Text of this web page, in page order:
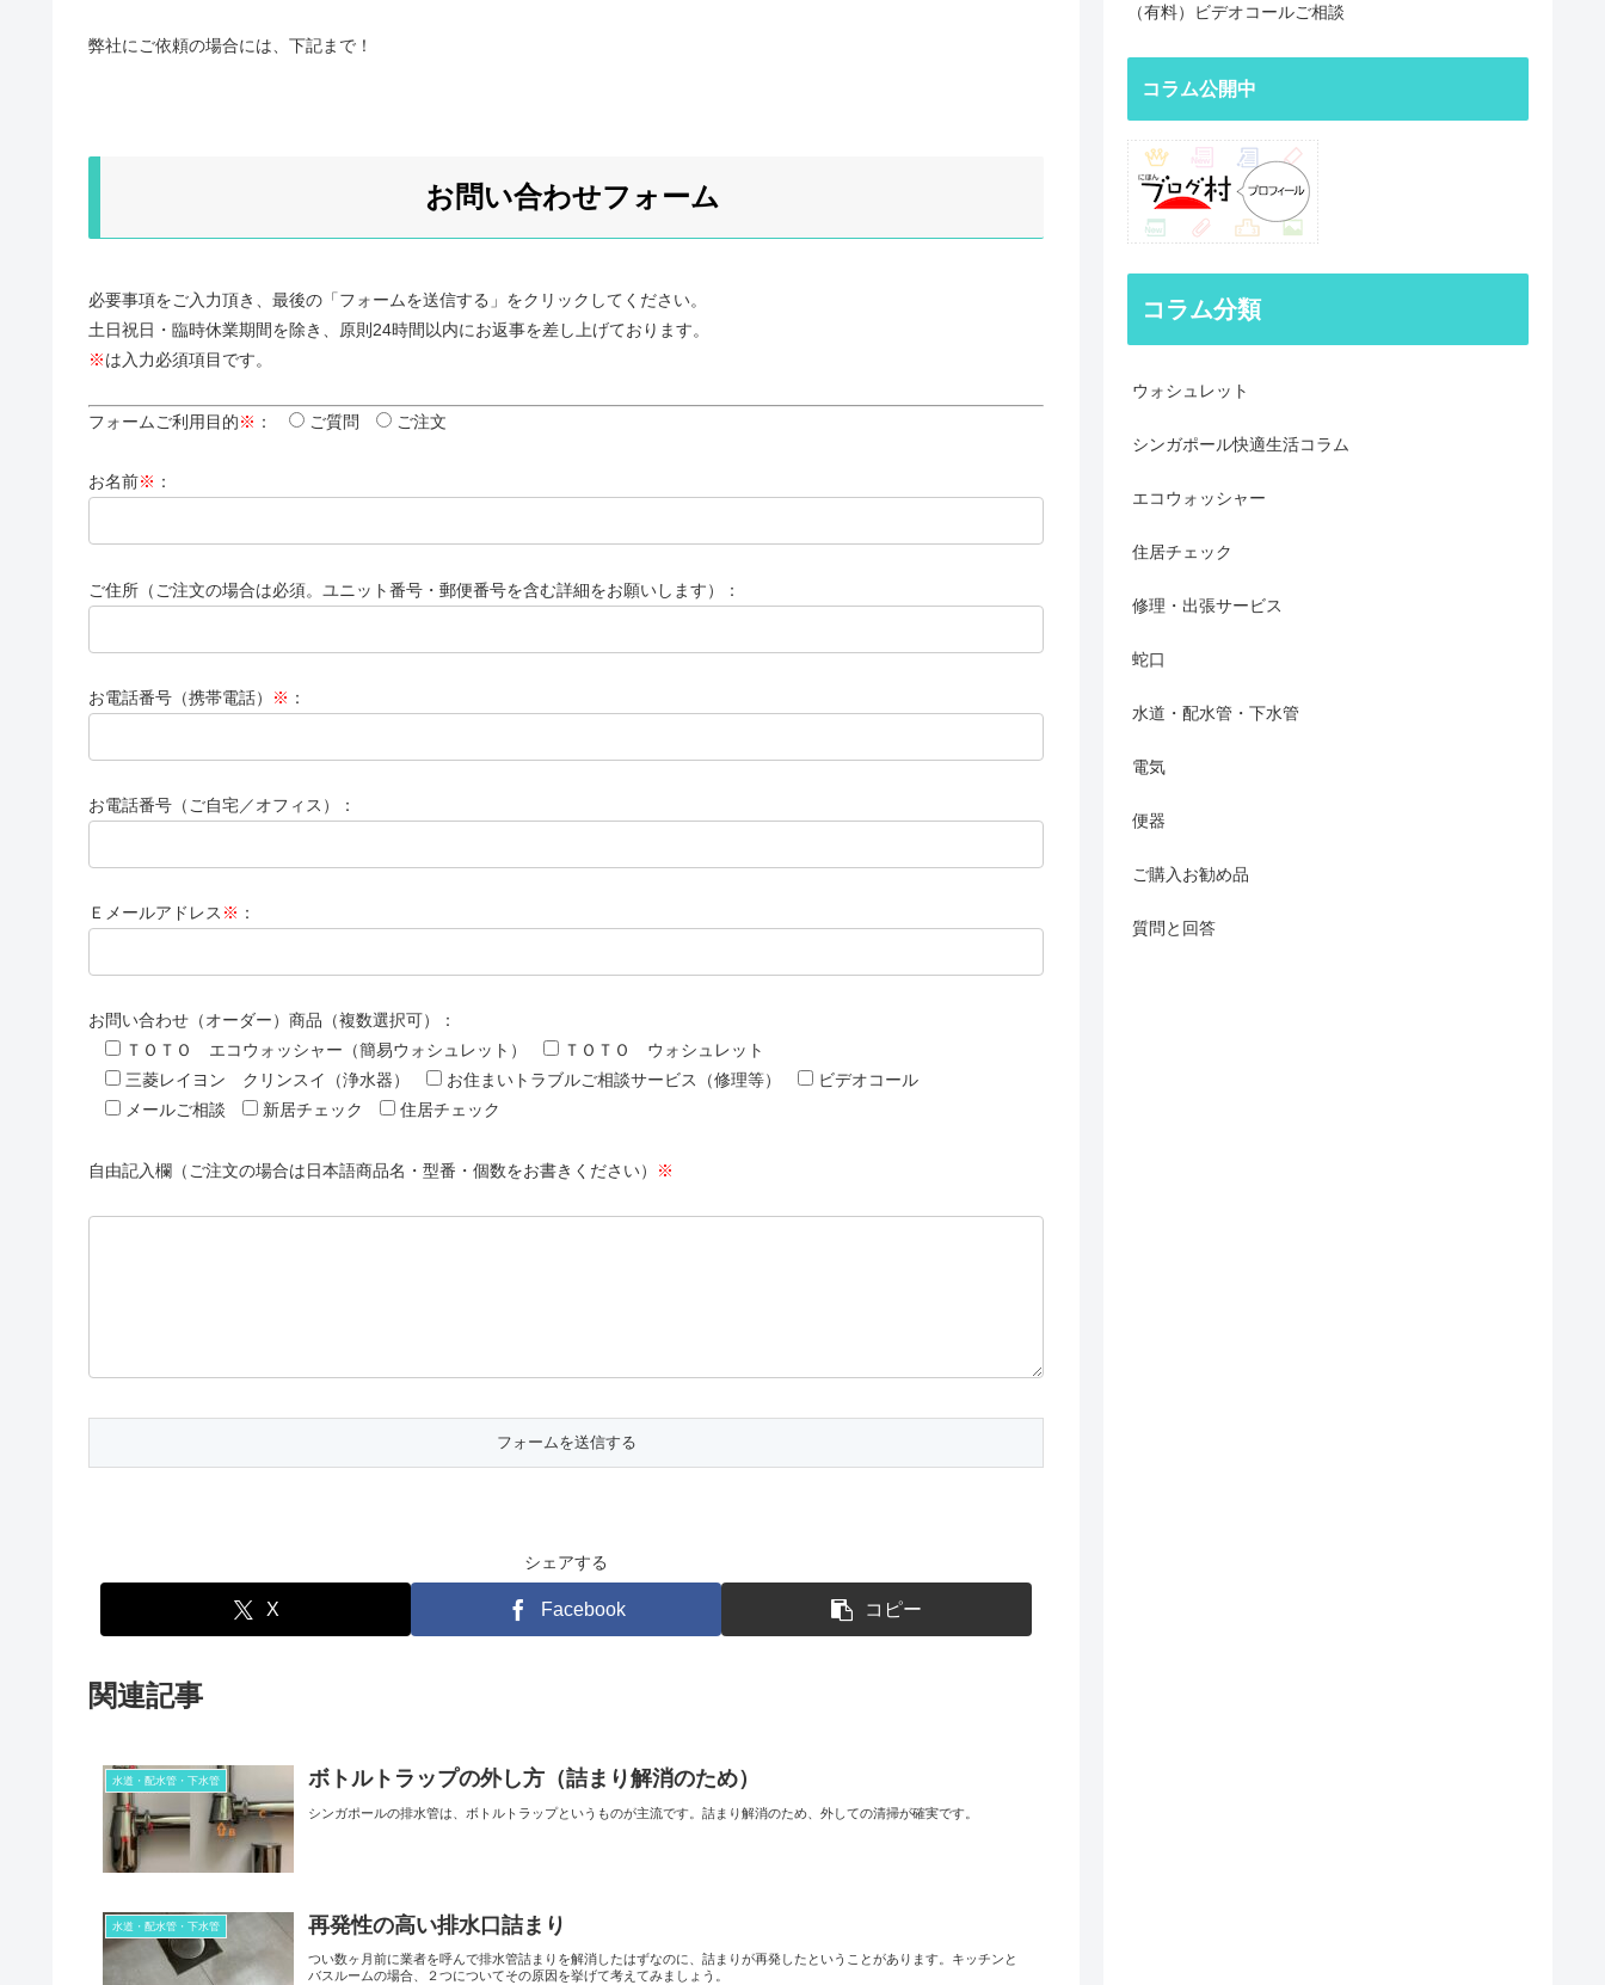
弊社にご依頼の場合には、下記まで！
お問い合わせフォーム
必要事項をご入力頂き、最後の「フォームを送信する」をクリックしてください。
土日祝日・臨時休業期間を除き、原則24時間以内にお返事を差し上げております。
※は入力必須項目です。
フォームご利用目的※ ： ご質問 ご注文
お名前※ ：
ご住所（ご注文の場合は必須。ユニット番号・郵便番号を含む詳細をお願いします）：
お電話番号（携帯電話） ※ ：
お電話番号（ご自宅／オフィス）：
Ｅメールアドレス ※ ：
お問い合わせ（オーダー）商品（複数選択可）：
ＴＯＴＯ エコウォッシャー（簡易ウォシュレット）
ＴＯＴＯ ウォシュレット
三菱レイヨン クリンスイ（浄水器）
お住まいトラブルご相談サービス（修理等）
ビデオコール
メールご相談
新居チェック 住居チェック
自由記入欄（ご注文の場合は日本語商品名・型番・個数をお書きください） ※
シェアする
X Facebook コピー
関連記事
水道・配水管・下水管 ボトルトラップの外し方（詰まり解消のため）
シンガポールの排水管は、ボトルトラップというものが主流です。詰まり解消のため、外しての清掃が確実です。
水道・配水管・下水管 再発性の高い排水口詰まり
つい数ヶ月前に業者を呼んで排水管詰まりを解消したはずなのに、詰まりが再発したということがあります。キッチンと
バスルームの場合、２つについてその原因を挙げて考えてみましょう。
（有料）ビデオコールご相談
コラム公開中
コラム分類
ウォシュレット
シンガポール快適生活コラム
エコウォッシャー
住居チェック
修理・出張サービス
蛇口
水道・配水管・下水管
電気
便器
ご購入お勧め品
質問と回答